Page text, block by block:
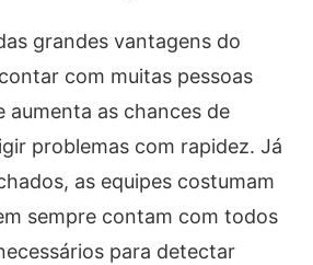
grandes vantagens do
com muitas pessoas
aumenta as chances de
problemas com rapidez. Já
as equipes costumam
sempre contam com todos
para detectar